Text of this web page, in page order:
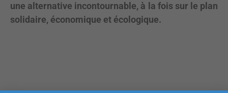
une alternative incontournable, à la fois sur le plan
solidaire, économique et écologique.